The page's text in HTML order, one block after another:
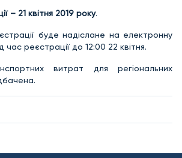
– 21 квітня 2019 року.
буде надіслане на електронну
час реєстрації до 12:00 22 квітня.
витрат для регіональних